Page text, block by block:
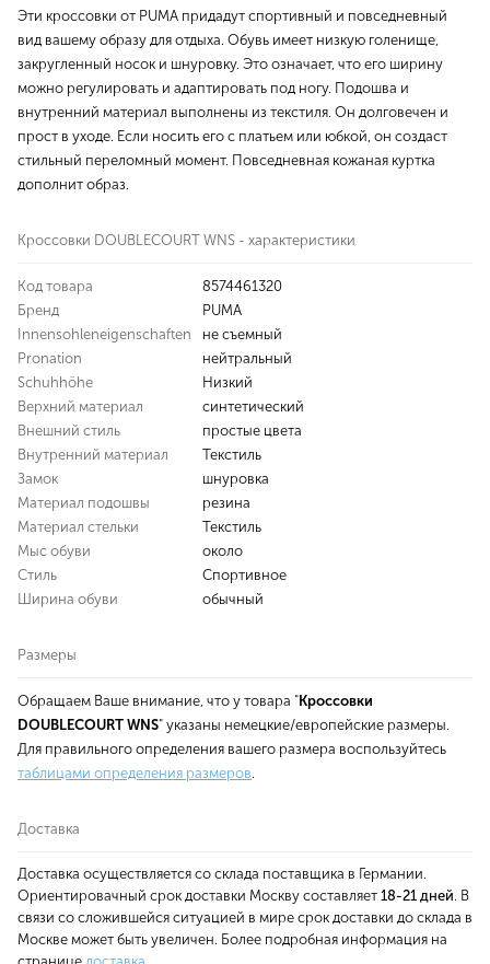
Эти кроссовки от PUMA придадут спортивный и повседневный
вид вашему образу для отдыха. Обувь имеет низкую голенище,
закругленный носок и шнуровку. Это означает, что его ширину
можно регулировать и адаптировать под ногу. Подошва и
внутренний материал выполнены из текстиля. Он долговечен и
прост в уходе. Если носить его с платьем или юбкой, он создаст
стильный переломный момент. Повседневная кожаная куртка
дополнит образ.
Кроссовки DOUBLECOURT WNS - характеристики
Код товара
8574461320
Бренд
PUMA
Innensohleneigenschaften
не съемный
Pronation
нейтральный
Schuhhöhe
Низкий
Верхний материал
синтетический
Внешний стиль
простые цвета
Внутренний материал
Текстиль
Замок
шнуровка
Материал подошвы
резина
Материал стельки
Текстиль
Мыс обуви
около
Стиль
Спортивное
Ширина обуви
обычный
Размеры
Обращаем Ваше внимание, что у товара "Кроссовки
DOUBLECOURT WNS" указаны немецкие/европейские размеры.
Для правильного определения вашего размера воспользуйтесь
таблицами определения размеров.
Доставка
Доставка осуществляется со склада поставщика в Германии.
Ориентировачный срок доставки Москву составляет 18-21 дней. В
связи со сложившейся ситуацией в мире срок доставки до склада в
Москве может быть увеличен. Более подробная информация на